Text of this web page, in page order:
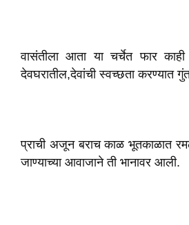
वासंतीला आता या चर्चेत फार
देवघरातील,देवांची स्वच्छता करण्यात
प्राची अजून बराच काळ भूतकाळात
जाण्याच्या आवाजाने ती भानावर आली.